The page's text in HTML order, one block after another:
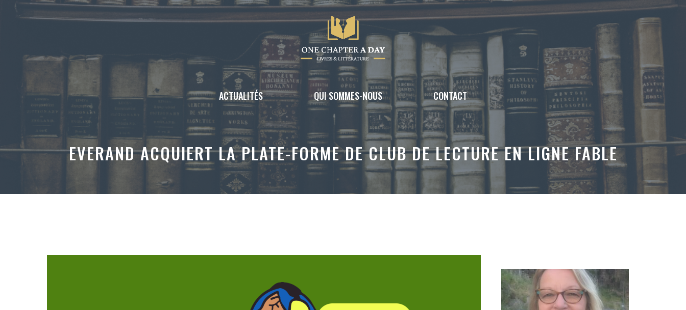
Aller
ACTUALITÉS QUI SOMMES-NOUS CONTACT
EVERAND ACQUIERT LA PLATE-FORME DE CLUB DE LECTURE EN LIGNE FABLE